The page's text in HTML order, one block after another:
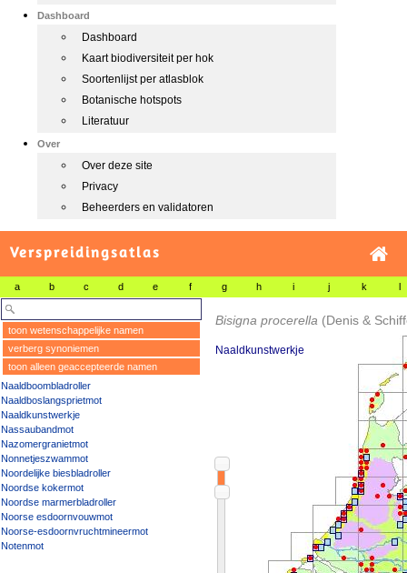
Dashboard
Dashboard
Kaart biodiversiteit per hok
Soortenlijst per atlasblok
Botanische hotspots
Literatuur
Over
Over deze site
Privacy
Beheerders en validatoren
Verspreidingsatlas
a b c d e f g h i j k l
toon wetenschappelijke namen
verberg synoniemen
toon alleen geaccepteerde namen
Naaldboombladroller
Naaldboslangsprietmot
Naaldkunstwerkje
Nassaubandmot
Nazomergranietmot
Nonnetjeszwammot
Noordelijke biesbladroller
Noordse kokermot
Noordse marmerbladroller
Noorse esdoornvouwmot
Noorse-esdoornvruchtmineermot
Notenmot
Bisigna procerella (Denis &
Naaldkunstwerkje